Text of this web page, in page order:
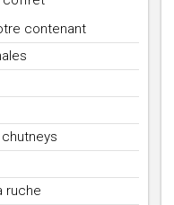
contenant
ruche